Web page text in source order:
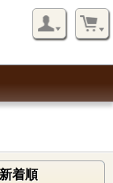
新着順